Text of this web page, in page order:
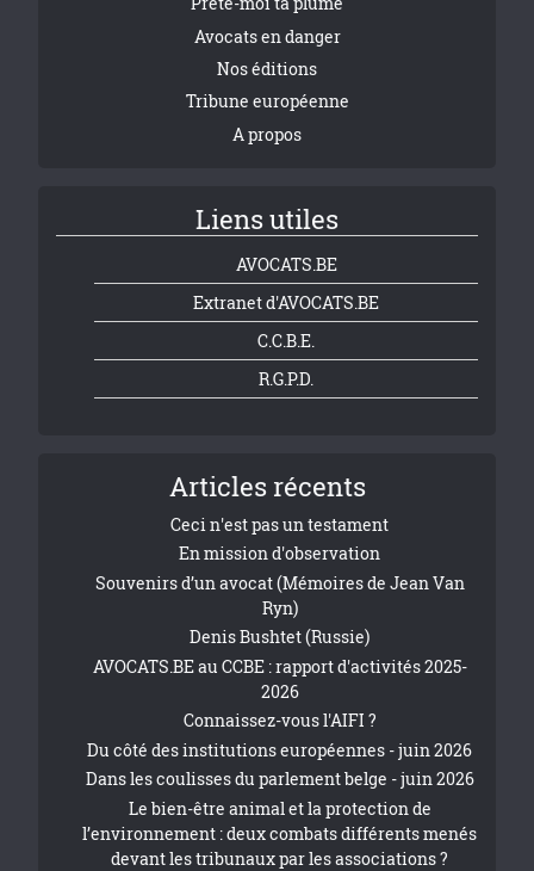
Avocats en danger
Nos éditions
Tribune européenne
A propos
Liens utiles
AVOCATS.BE
Extranet d'AVOCATS.BE
C.C.B.E.
R.G.P.D.
Articles récents
Ceci n'est pas un testament
En mission d'observation
Souvenirs d’un avocat (Mémoires de Jean Van
Ryn)
Denis Bushtet (Russie)
AVOCATS.BE au CCBE : rapport d'activités 2025-
2026
Connaissez-vous l'AIFI ?
Du côté des institutions européennes - juin 2026
Dans les coulisses du parlement belge - juin 2026
Le bien-être animal et la protection de
l’environnement : deux combats différents menés
devant les tribunaux par les associations ?